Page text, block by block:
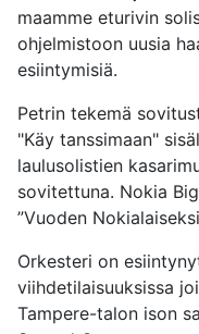
maamme eturivin
ohjelmistoon uusia
esiintymisiä.
Petrin tekemä
"Käy tanssimaan"
laulusolistien
sovitettuna. Nokia
”Vuoden
Orkesteri on
viihdetilaisuuksissa
Tampere-talon ison